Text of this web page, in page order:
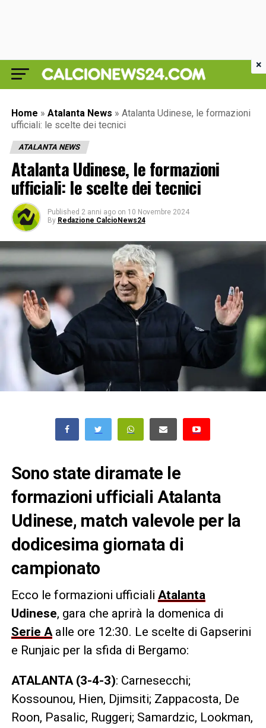
Home » Atalanta News » Atalanta Udinese, le formazioni
ufficiali: le scelte dei tecnici
ATALANTA NEWS
Atalanta Udinese, le formazioni
ufficiali: le scelte dei tecnici
Published 2 anni ago on 10 Novembre 2024
By Redazione CalcioNews24
Sono state diramate le
formazioni ufficiali Atalanta
Udinese, match valevole per la
dodicesima giornata di
campionato
Ecco le formazioni ufficiali Atalanta
Udinese, gara che aprirà la domenica di
Serie Aalle ore 12:30. Le scelte di Gapserini
e Runjaic per la sfida di Bergamo:
ATALANTA (3-4-3): Carnesecchi;
Kossounou, Hien, Djimsiti; Zappacosta, De
Roon, Pasalic, Ruggeri; Samardzic, Lookman,
×